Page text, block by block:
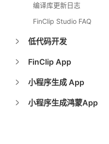
编译库更新日志
FinClip Studio FAQ
低代码开发
FinClip App
小程序生成 App
小程序生成鸿蒙App